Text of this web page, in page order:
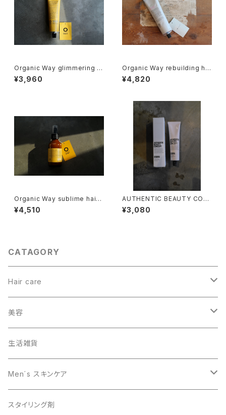
Organic Way glimmering b
ond［グリムメリング・ボンド]
¥3,960
Organic Way rebuilding hai
r mask[ダメージヘア トリート
メント]
¥4,820
Organic Way sublime hair
milk［サブライム・ヘアミルク]
¥4,510
AUTHENTIC BEAUTY CON
CEPT Hand&Hair Light Cre
am
¥3,080
CATAGORY
Hair care
ヘアカラー
美容
オーガニック
スキャルプケア
生活雑貨
Men´s スキンケア
男性美容
スタイリング剤